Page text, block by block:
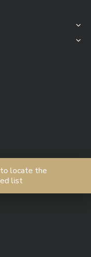
locate the
list